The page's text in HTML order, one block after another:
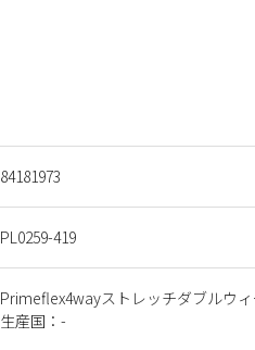
84181973
PL0259-419
Primeflex4wayストレッチダブルウ
生産国：-